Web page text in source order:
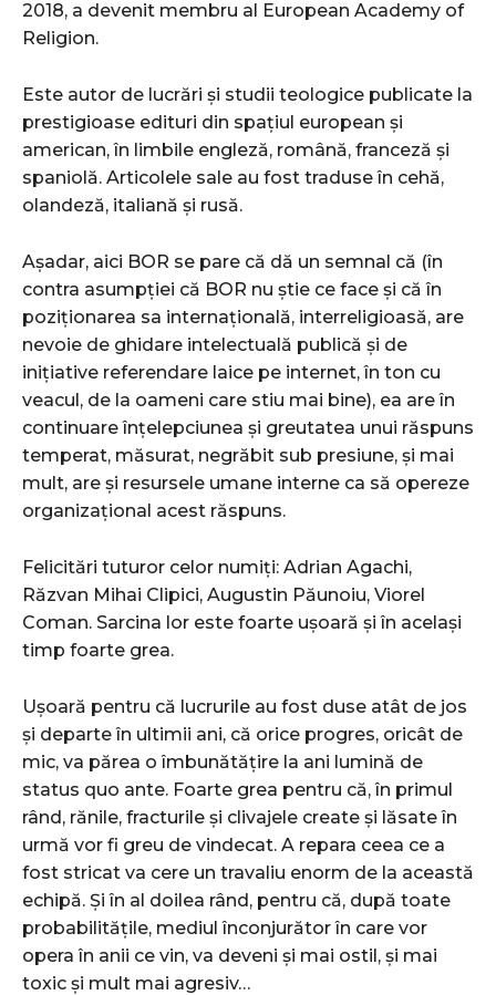
2018, a devenit membru al European Academy of
Religion.
Este autor de lucrări și studii teologice publicate la
prestigioase edituri din spațiul european și
american, în limbile engleză, română, franceză și
spaniolă. Articolele sale au fost traduse în cehă,
olandeză, italiană și rusă.
Așadar, aici BOR se pare că dă un semnal că (în
contra asumpției că BOR nu știe ce face și că în
poziționarea sa internațională, interreligioasă, are
nevoie de ghidare intelectuală publică și de
inițiative referendare laice pe internet, în ton cu
veacul, de la oameni care stiu mai bine), ea are în
continuare înțelepciunea și greutatea unui răspuns
temperat, măsurat, negrăbit sub presiune, și mai
mult, are și resursele umane interne ca să opereze
organizațional acest răspuns.
Felicitări tuturor celor numiți: Adrian Agachi,
Răzvan Mihai Clipici, Augustin Păunoiu, Viorel
Coman. Sarcina lor este foarte ușoară și în același
timp foarte grea.
Ușoară pentru că lucrurile au fost duse atât de jos
și departe în ultimii ani, că orice progres, oricât de
mic, va părea o îmbunătățire la ani lumină de
status quo ante. Foarte grea pentru că, în primul
rând, rănile, fracturile și clivajele create și lăsate în
urmă vor fi greu de vindecat. A repara ceea ce a
fost stricat va cere un travaliu enorm de la această
echipă. Și în al doilea rând, pentru că, după toate
probabilitățile, mediul înconjurător în care vor
opera în anii ce vin, va deveni și mai ostil, și mai
toxic și mult mai agresiv…